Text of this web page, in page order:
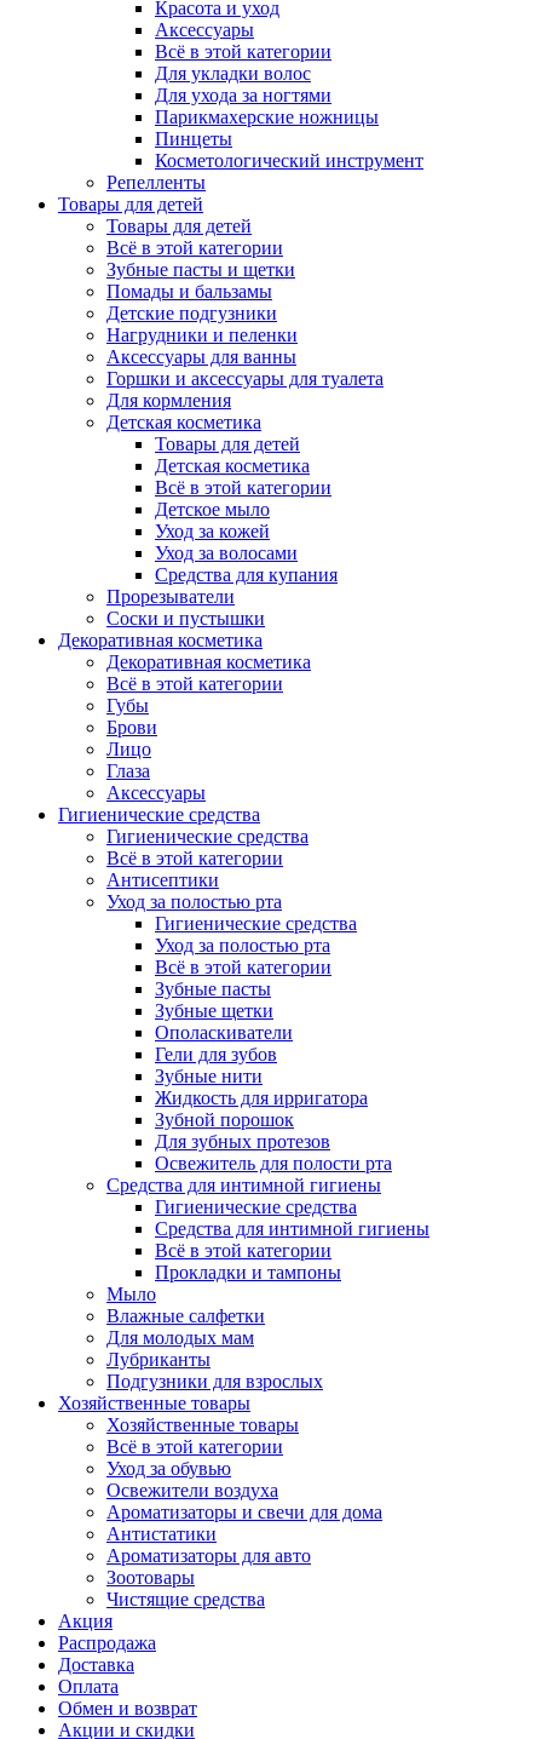
Красота и уход
Аксессуары
Всё в этой категории
Для укладки волос
Для ухода за ногтями
Парикмахерские ножницы
Пинцеты
Косметологический инструмент
Репелленты
Товары для детей
Товары для детей
Всё в этой категории
Зубные пасты и щетки
Помады и бальзамы
Детские подгузники
Нагрудники и пеленки
Аксессуары для ванны
Горшки и аксессуары для туалета
Для кормления
Детская косметика
Товары для детей
Детская косметика
Всё в этой категории
Детское мыло
Уход за кожей
Уход за волосами
Средства для купания
Прорезыватели
Соски и пустышки
Декоративная косметика
Декоративная косметика
Всё в этой категории
Губы
Брови
Лицо
Глаза
Аксессуары
Гигиенические средства
Гигиенические средства
Всё в этой категории
Антисептики
Уход за полостью рта
Гигиенические средства
Уход за полостью рта
Всё в этой категории
Зубные пасты
Зубные щетки
Ополаскиватели
Гели для зубов
Зубные нити
Жидкость для ирригатора
Зубной порошок
Для зубных протезов
Освежитель для полости рта
Средства для интимной гигиены
Гигиенические средства
Средства для интимной гигиены
Всё в этой категории
Прокладки и тампоны
Мыло
Влажные салфетки
Для молодых мам
Лубриканты
Подгузники для взрослых
Хозяйственные товары
Хозяйственные товары
Всё в этой категории
Уход за обувью
Освежители воздуха
Ароматизаторы и свечи для дома
Антистатики
Ароматизаторы для авто
Зоотовары
Чистящие средства
Акция
Распродажа
Доставка
Оплата
Обмен и возврат
Акции и скидки